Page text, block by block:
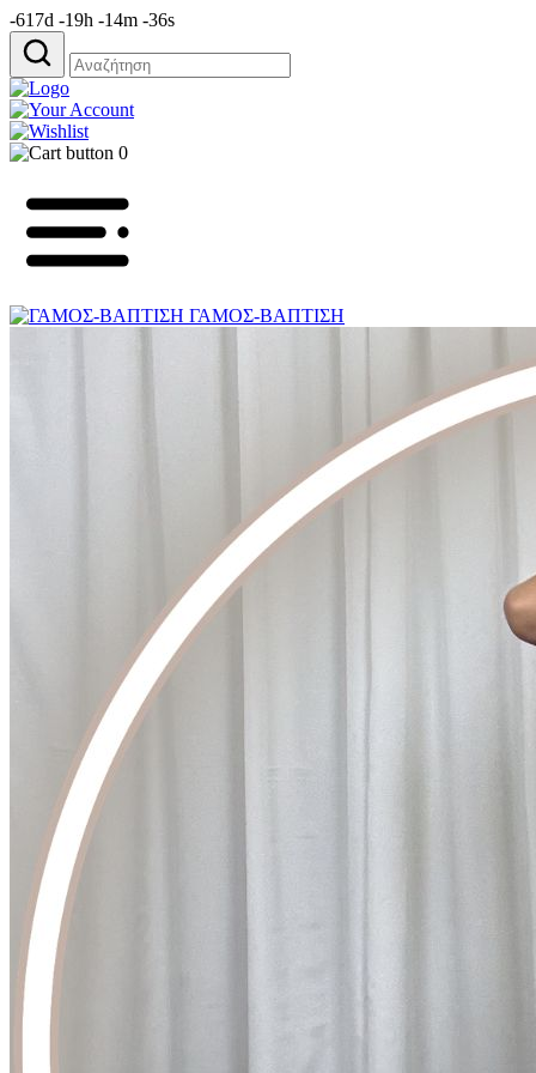
-617d -19h -14m -36s
Αναζήτηση
για:
0
ΓΑΜΟΣ-ΒΑΠΤΙΣΗ